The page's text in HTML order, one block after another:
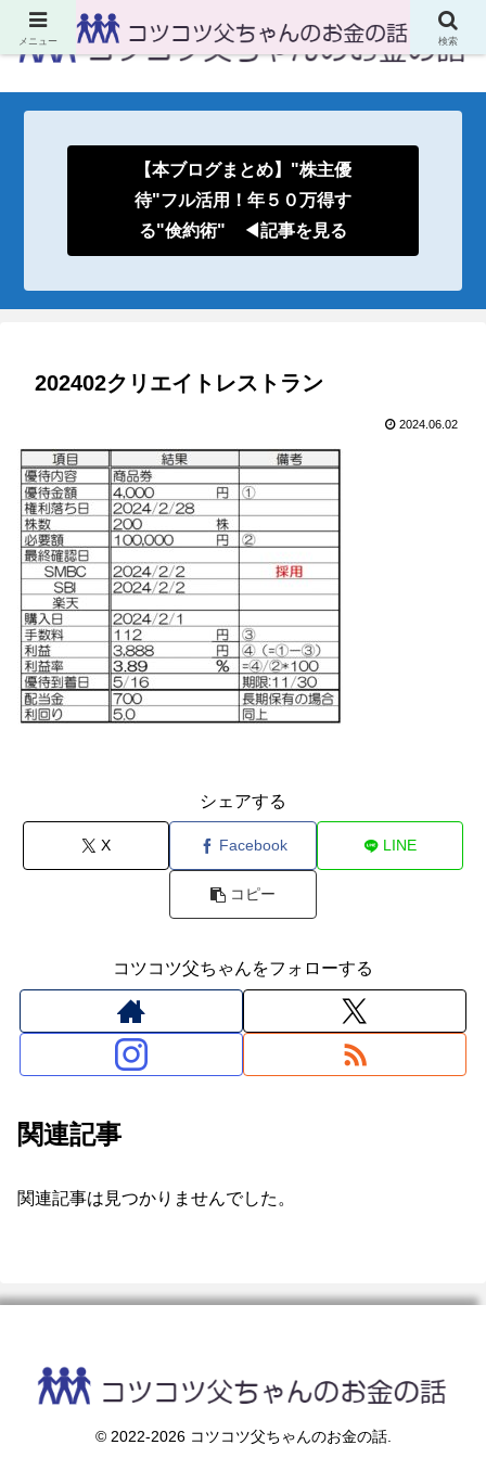
【本ブログまとめ】"株主優
待"フル活用！年５０万得す
る"倹約術" ◀記事を見る
202402クリエイトレストラン
2024.06.02
シェアする
X Facebook LINE
コピー
コツコツ父ちゃんをフォローする
関連記事
関連記事は見つかりませんでした。
© 2022-2026 コツコツ父ちゃんのお金の話.
メニュー 検索